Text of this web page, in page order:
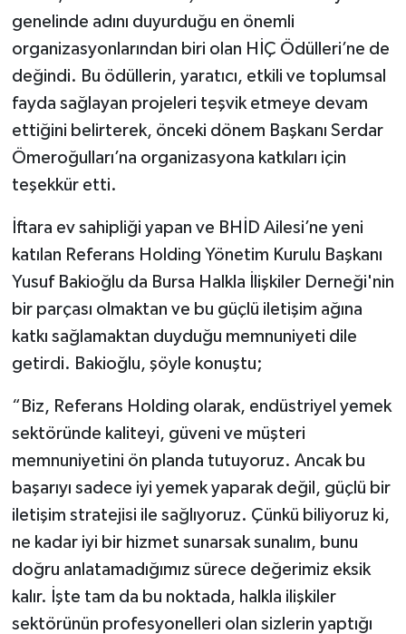
genelinde adını duyurduğu en önemli
organizasyonlarından biri olan HİÇ Ödülleri’ne de
değindi. Bu ödüllerin, yaratıcı, etkili ve toplumsal
fayda sağlayan projeleri teşvik etmeye devam
ettiğini belirterek, önceki dönem Başkanı Serdar
Ömeroğulları’na organizasyona katkıları için
teşekkür etti.
İftara ev sahipliği yapan ve BHİD Ailesi’ne yeni
katılan Referans Holding Yönetim Kurulu Başkanı
Yusuf Bakioğlu da Bursa Halkla İlişkiler Derneği'nin
bir parçası olmaktan ve bu güçlü iletişim ağına
katkı sağlamaktan duyduğu memnuniyeti dile
getirdi. Bakioğlu, şöyle konuştu;
“Biz, Referans Holding olarak, endüstriyel yemek
sektöründe kaliteyi, güveni ve müşteri
memnuniyetini ön planda tutuyoruz. Ancak bu
başarıyı sadece iyi yemek yaparak değil, güçlü bir
iletişim stratejisi ile sağlıyoruz. Çünkü biliyoruz ki,
ne kadar iyi bir hizmet sunarsak sunalım, bunu
doğru anlatamadığımız sürece değerimiz eksik
kalır. İşte tam da bu noktada, halkla ilişkiler
sektörünün profesyonelleri olan sizlerin yaptığı